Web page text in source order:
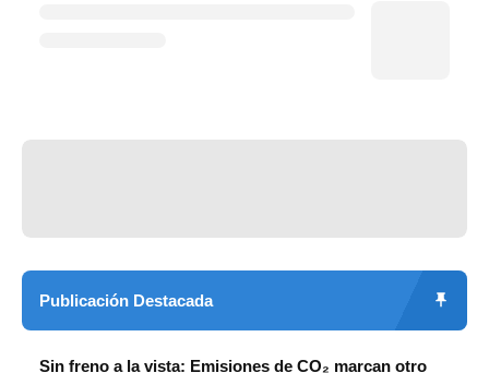
Publicación Destacada
Sin freno a la vista: Emisiones de CO₂ marcan otro